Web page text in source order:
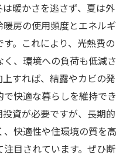
暖かさを逃さず、夏は外
房の使用頻度とエネルギ
。これにより、光熱費の
、環境への負荷も低減さ
すれば、結露やカビの発
快適な暮らしを維持でき
資が必要ですが、長期的
快適性や住環境の質を高
目されています。ぜひ断